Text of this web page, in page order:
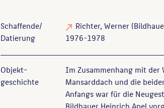
Schaffende/
Datierung
Richter, Werner
1976-1978
Objekt­
geschichte
Im Zusammenhang mit der
Mansarddach und die
Anfangs war für die